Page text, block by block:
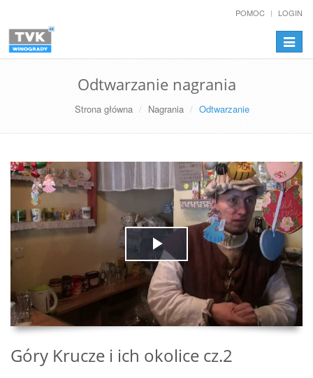
POMOC LOGIN
Odtwarzanie nagrania
Strona główna Nagrania Odtwarzanie
Play
Video
Góry Krucze i ich okolice cz.2